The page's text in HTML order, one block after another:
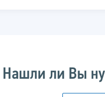
Нашли ли Вы